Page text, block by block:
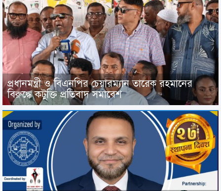
প্রধানমন্ত্রী ও বিএনপির চেয়ারম্যান তারেক রহমানের
বিরুদ্ধে কটুক্তি প্রতিবাদ সমাবেশ